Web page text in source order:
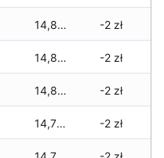
14,885 zł -2 zł
14,845 zł -2 zł
14,805 zł -2 zł
14,795 zł -2 zł